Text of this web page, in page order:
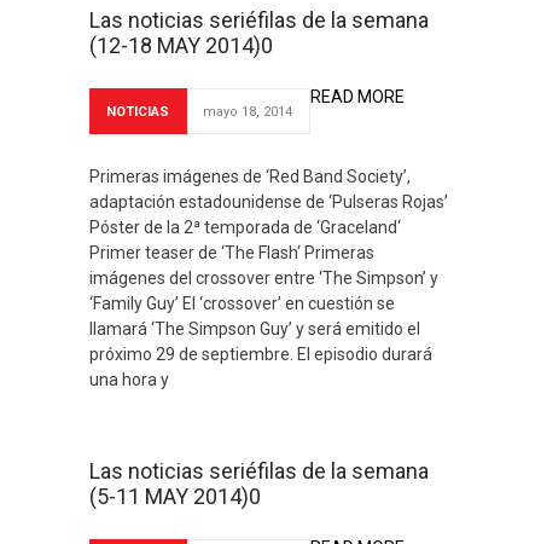
Las noticias seriéfilas de la semana
(12-18 MAY 2014)0
NOTICIAS mayo 18, 2014
Primeras imágenes de ‘Red Band Society’,
adaptación estadounidense de ‘Pulseras Rojas’
Póster de la 2ª temporada de ‘Graceland‘
Primer teaser de ‘The Flash‘ Primeras
imágenes del crossover entre ‘The Simpson’ y
‘Family Guy’ El ‘crossover’ en cuestión se
llamará ‘The Simpson Guy’ y será emitido el
próximo 29 de septiembre. El episodio durará
una hora y
READ MORE
Las noticias seriéfilas de la semana
(5-11 MAY 2014)0